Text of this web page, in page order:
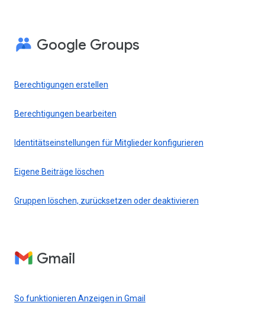
Google Groups
Berechtigungen erstellen
Berechtigungen bearbeiten
Identitätseinstellungen für Mitglieder konfigurieren
Eigene Beiträge löschen
Gruppen löschen, zurücksetzen oder deaktivieren
Gmail
So funktionieren Anzeigen in Gmail